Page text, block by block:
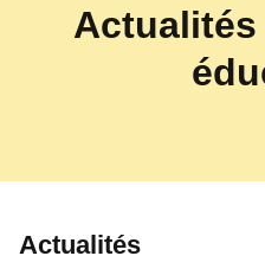
Actualités